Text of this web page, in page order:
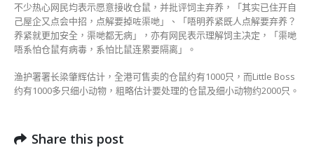
不少热心网民均表示愿意接收仓鼠，并批评饲主弃养，「其实已住开自
己屋企又点会中招，点解要掉咗渠哋」、「唔明养紧既人点解要弃养？
养紧就更加安全，渠哋都无病」，亦有网民表示理解饲主决定，「渠哋
唔系怕仓鼠有病毒，系怕比鼠连累要隔离」。
渔护署署长梁肇辉估计，全港可售卖的仓鼠约有1000只，而Little Boss
约有1000多只细小动物，粗略估计要处理的仓鼠及细小动物约2000只。
Share this post